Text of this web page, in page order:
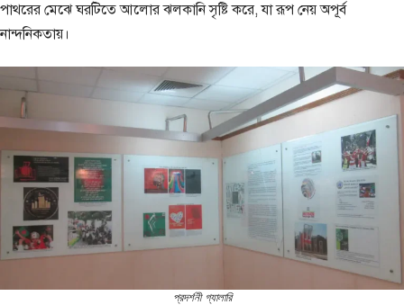
পাথরের মেঝে ঘরটিতে আলোর ঝলকানি সৃষ্টি করে, যা রূপ নেয় অপূর্ব
নান্দনিকতায়।
প্রদ‍র্শনী গ্যালারি